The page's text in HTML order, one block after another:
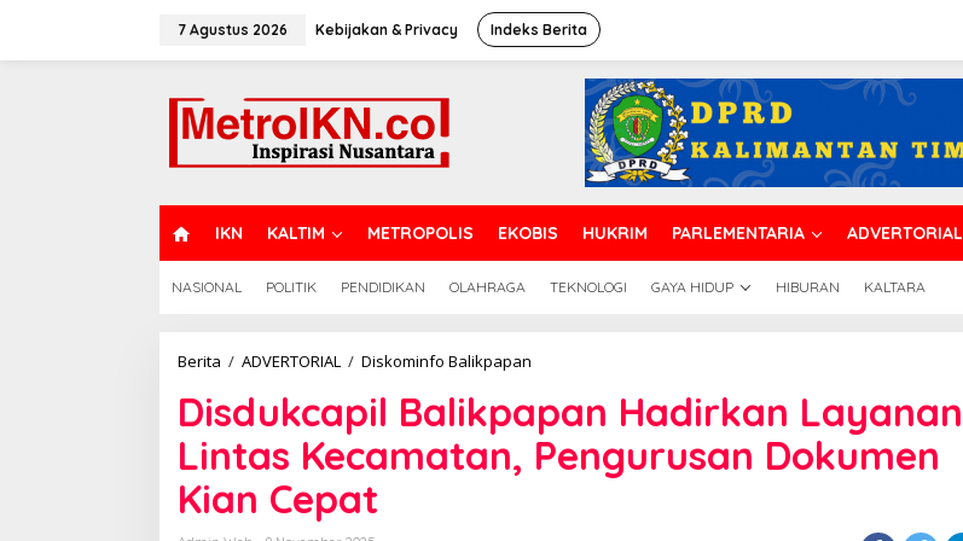
7 Agustus 2026 Kebijakan & Privacy Indeks Berita
O
M
IKN KALTIM METROPOLIS EKOBIS HUKRIM PARLEMENTARIA ADVERTORIAL
NASIONAL POLITIK PENDIDIKAN OLAHRAGA TEKNOLOGI GAYA HIDUP HIBURAN KALTARA
Berita / ADVERTORIAL / Diskominfo Balikpapan
Hadirkan
Layanan
Lintas
Kecamatan,
Disdukcapil Balikpapan Hadirkan Layanan
Lintas Kecamatan, Pengurusan Dokumen
Kian Cepat